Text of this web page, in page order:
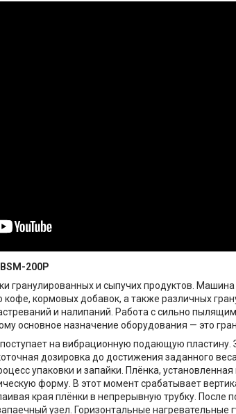
200P
гранулированных и сыпучих продуктов.
кофе, кормовых добавок, а также различных
и налипаний. Работа с сильно
основное назначение оборудования — это
на вибрационную подающую
дозировка до достижения заданного
упаковки и запайки. Плёнка,
форму. В этот момент срабатывает
края плёнки в непрерывную трубку. После
узел. Горизонтальные